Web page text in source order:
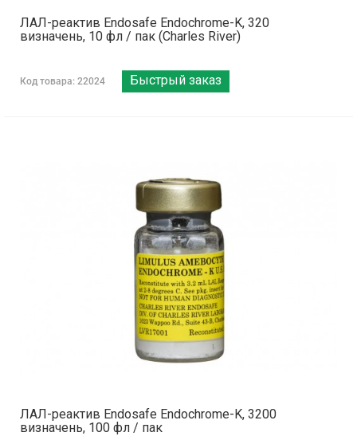
ЛАЛ-реактив Endosafe Endochrome-K, 320
визначень, 10 фл / пак (Charles River)
Код товара: 22024 Быстрый заказ
ЛАЛ-реактив Endosafe Endochrome-K, 3200
визначень, 100 фл / пак